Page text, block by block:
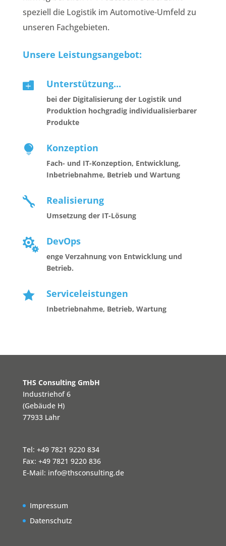
speziell die Logistik im Automotive-Umfeld zu
unseren Fachgebieten.
Unsere Leistungsangebot:
 Unterstützung...
bei der Digitalisierung der Logistik und
Produktion hochgradig individualisierbarer
Produkte
 Konzeption
Fach- und IT-Konzeption, Entwicklung,
Inbetriebnahme, Betrieb und Wartung
 Realisierung
Umsetzung der IT-Lösung
 DevOps
enge Verzahnung von Entwicklung und
Betrieb.
 Serviceleistungen
Inbetriebnahme, Betrieb, Wartung
THS Consulting GmbH
Industriehof 6
(Gebäude H)
77933 Lahr
Tel: +49 7821 9220 834
Fax: +49 7821 9220 836
E-Mail: info@thsconsulting.de
Impressum
Datenschutz